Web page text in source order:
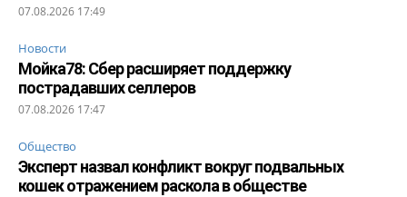
07.08.2026 17:49
Новости
Мойка78: Сбер расширяет поддержку
пострадавших селлеров
07.08.2026 17:47
Общество
Эксперт назвал конфликт вокруг подвальных
кошек отражением раскола в обществе